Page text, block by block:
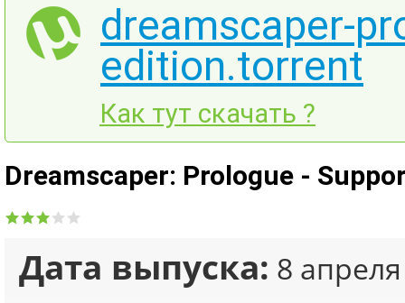
dreamscaper-
edition.torrent
Как тут скачать ?
Dreamscaper: Prologue -
Дата выпуска: 8